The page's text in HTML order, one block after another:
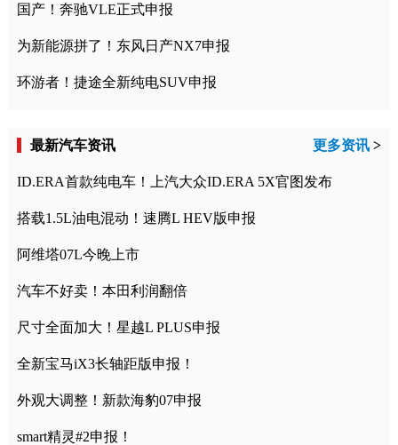
国产！奔驰VLE正式申报
为新能源拼了！东风日产NX7申报
环游者！捷途全新纯电SUV申报
最新汽车资讯 更多资讯 >
ID.ERA首款纯电车！上汽大众ID.ERA 5X官图发布
搭载1.5L油电混动！速腾L HEV版申报
阿维塔07L今晚上市
汽车不好卖！本田利润翻倍
尺寸全面加大！星越L PLUS申报
全新宝马iX3长轴距版申报！
外观大调整！新款海豹07申报
smart精灵#2申报！